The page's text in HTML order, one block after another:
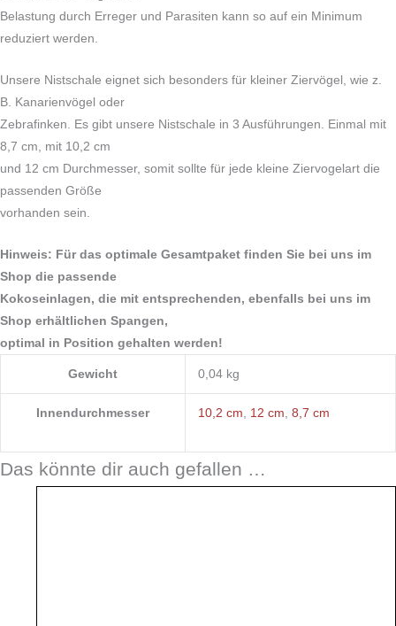
Belastung durch Erreger und Parasiten kann so auf ein Minimum
reduziert werden.
Unsere Nistschale eignet sich besonders für kleiner Ziervögel, wie z.
B. Kanarienvögel oder
Zebrafinken. Es gibt unsere Nistschale in 3 Ausführungen. Einmal mit
8,7 cm, mit 10,2 cm
und 12 cm Durchmesser, somit sollte für jede kleine Ziervogelart die
passenden Größe
vorhanden sein.
Hinweis: Für das optimale Gesamtpaket finden Sie bei uns im
Shop die passende
Kokoseinlagen, die mit entsprechenden, ebenfalls bei uns im
Shop erhältlichen Spangen,
optimal in Position gehalten werden!
Gewicht 0,04 kg
Innendurchmesser 10,2 cm, 12 cm, 8,7 cm
Das könnte dir auch gefallen …